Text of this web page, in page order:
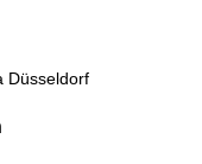
Düsseldorf